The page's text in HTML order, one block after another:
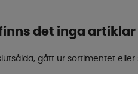
det inga
gått ur sortimentet